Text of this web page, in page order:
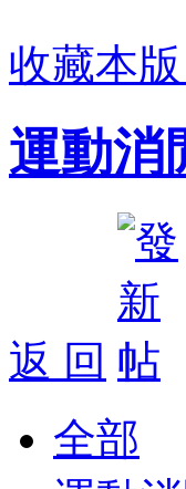
收藏本版
運動消
返 回
全部